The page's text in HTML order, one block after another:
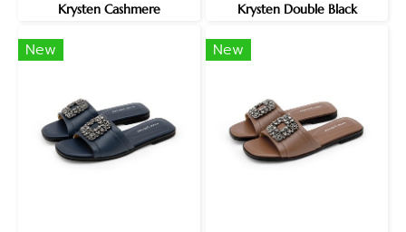
Krysten Cashmere Krysten Double Black
New New